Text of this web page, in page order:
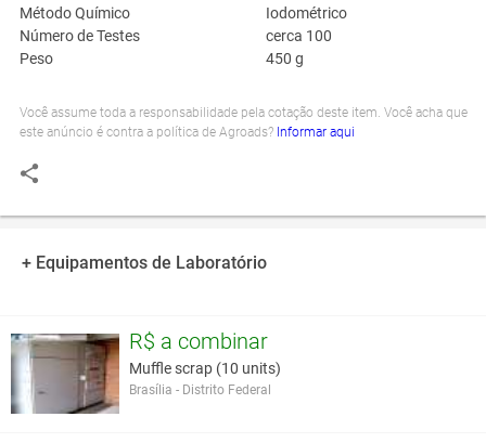
Método Químico
Iodométrico
Número de Testes
cerca 100
Peso
450 g
Você assume toda a responsabilidade pela cotação deste item. Você acha que
este anúncio é contra a política de Agroads? Informar aqui
+ Equipamentos de Laboratório
R$ a combinar
Muffle scrap (10 units)
Brasília - Distrito Federal